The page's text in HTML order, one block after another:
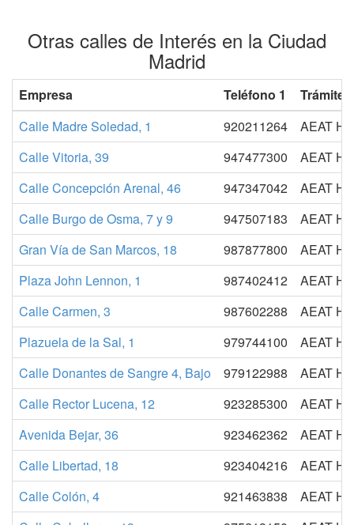
Otras calles de Interés en la Ciudad
Madrid
Empresa Teléfono 1
Trámites
Calle Madre Soledad, 1
920211264
AEAT
Calle Vitoria, 39
947477300
AEAT
Calle Concepción Arenal, 46
947347042
AEAT
Calle Burgo de Osma, 7 y 9
947507183
AEAT
Gran Vía de San Marcos, 18
987877800
AEAT
Plaza John Lennon, 1
987402412
AEAT
Calle Carmen, 3
987602288
AEAT
Plazuela de la Sal, 1
979744100
AEAT
Calle Donantes de Sangre 4, Bajo
979122988
AEAT
Calle Rector Lucena, 12
923285300
AEAT
Avenida Bejar, 36
923462362
AEAT
Calle Libertad, 18
923404216
AEAT
Calle Colón, 4
921463838
AEAT